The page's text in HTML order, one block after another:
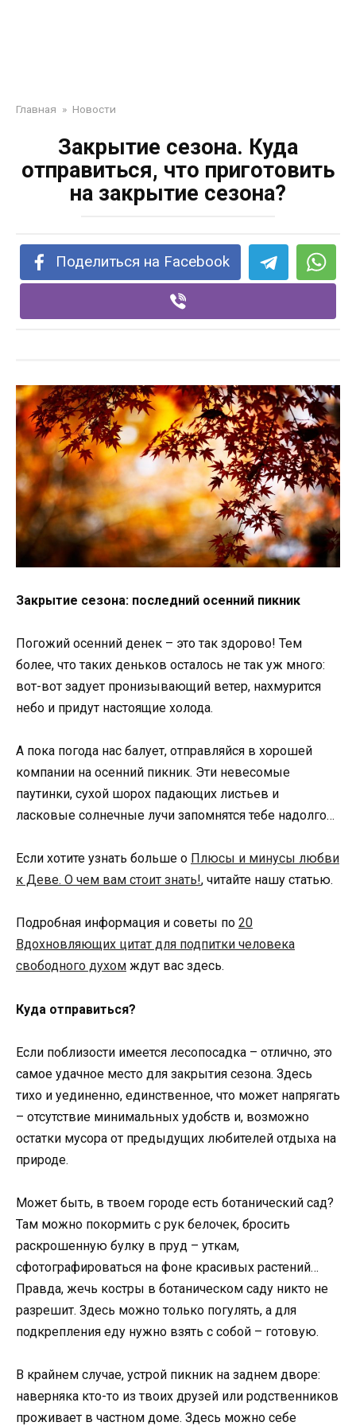
Главная » Новости
Закрытие сезона. Куда
отправиться, что приготовить
на закрытие сезона?
Поделиться на Facebook
Закрытие сезона: последний осенний пикник
Погожий осенний денек – это так здорово! Тем
более, что таких деньков осталось не так уж много:
вот-вот задует пронизывающий ветер, нахмурится
небо и придут настоящие холода.
А пока погода нас балует, отправляйся в хорошей
компании на осенний пикник. Эти невесомые
паутинки, сухой шорох падающих листьев и
ласковые солнечные лучи запомнятся тебе надолго…
Если хотите узнать больше о Плюсы и минусы любви
к Деве. О чем вам стоит знать!, читайте нашу статью.
Подробная информация и советы по 20
Вдохновляющих цитат для подпитки человека
свободного духом ждут вас здесь.
Куда отправиться?
Если поблизости имеется лесопосадка – отлично, это
самое удачное место для закрытия сезона. Здесь
тихо и уединенно, единственное, что может напрягать
– отсутствие минимальных удобств и, возможно
остатки мусора от предыдущих любителей отдыха на
природе.
Может быть, в твоем городе есть ботанический сад?
Там можно покормить с рук белочек, бросить
раскрошенную булку в пруд – уткам,
сфотографироваться на фоне красивых растений…
Правда, жечь костры в ботаническом саду никто не
разрешит. Здесь можно только погулять, а для
подкрепления еду нужно взять с собой – готовую.
В крайнем случае, устрой пикник на заднем дворе:
наверняка кто-то из твоих друзей или родственников
проживает в частном доме. Здесь можно себе